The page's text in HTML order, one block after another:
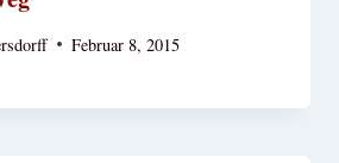
Februar 8, 2015